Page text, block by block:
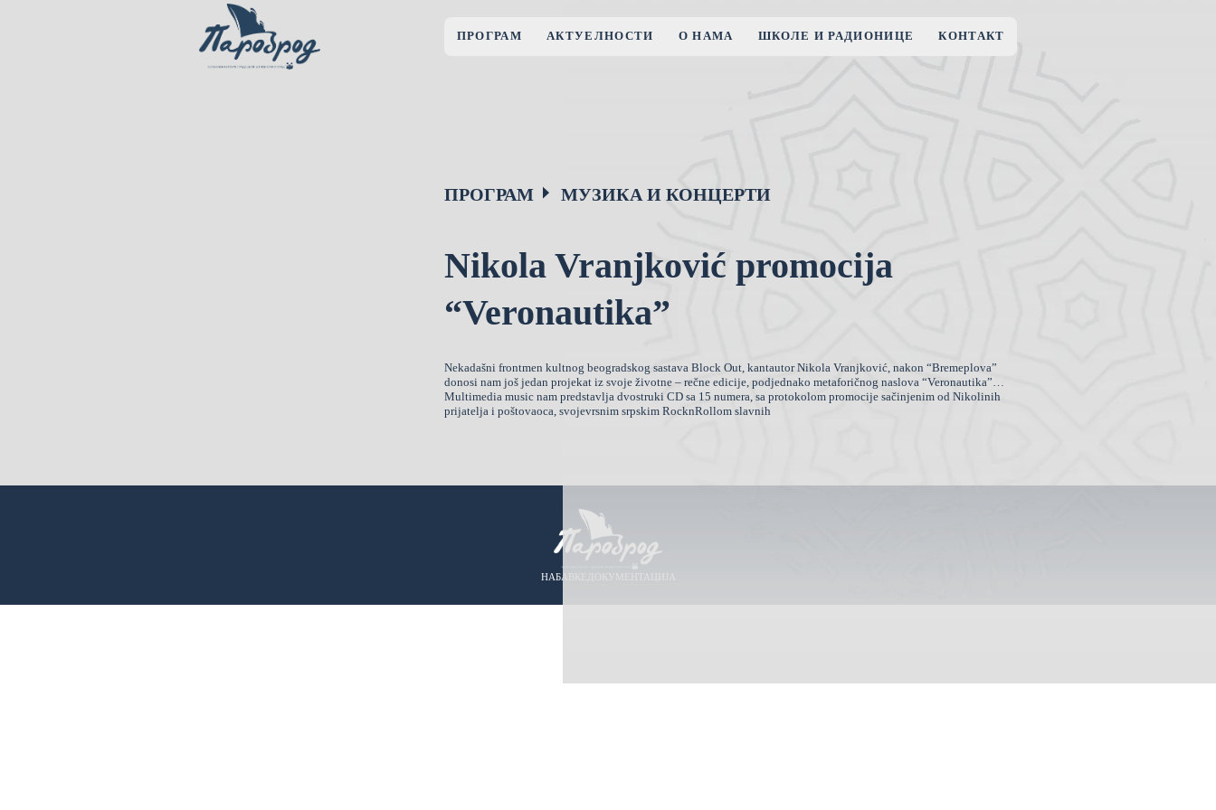
ПРОГРАМ АКТУЕЛНОСТИ О НАМА ШКОЛЕ И РАДИОНИЦЕ КОНТАКТ
ПРОГРАМ МУЗИКА И КОНЦЕРТИ
Nikola Vranjković promocija
“Veronautika”
Nekadašni frontmen kultnog beogradskog sastava Block Out, kantautor Nikola Vranjković, nakon “Bremeplova”
donosi nam još jedan projekat iz svoje životne – rečne edicije, podjednako metaforičnog naslova “Veronautika”…
Multimedia music nam predstavlja dvostruki CD sa 15 numera, sa protokolom promocije sačinjenim od Nikolinih
prijatelja i poštovaoca, svojevrsnim srpskim RocknRollom slavnih
НАБАВКЕ ДОКУМЕНТАЦИЈА